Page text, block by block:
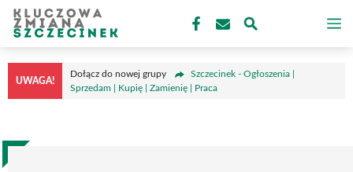
Przejdź
treści
UWAGA!
Dołącz do nowej grupy
Szczecinek - Ogłoszenia |
Sprzedam | Kupię | Zamienię | Praca